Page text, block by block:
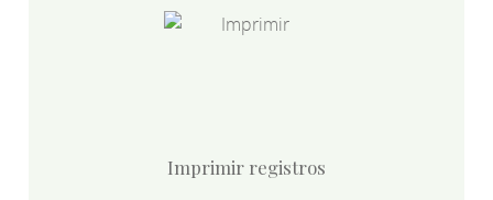
Imprimir registros